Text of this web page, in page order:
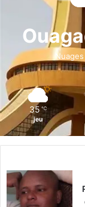
o
k
35 ℃
jeu